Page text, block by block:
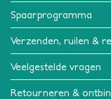
Spaarprogramma
Verzenden, ruilen &
Veelgestelde vragen
Retourneren &